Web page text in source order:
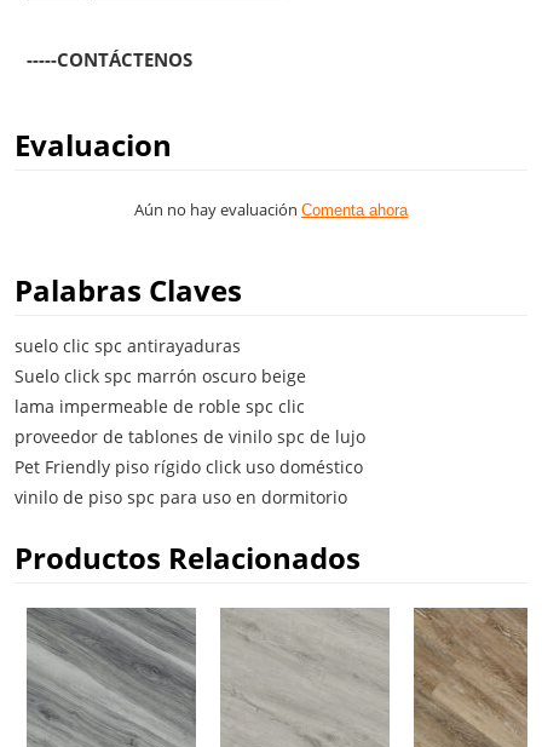
-----CONTÁCTENOS
Evaluacion
Aún no hay evaluación Comenta ahora
Palabras Claves
suelo clic spc antirayaduras
Suelo click spc marrón oscuro beige
lama impermeable de roble spc clic
proveedor de tablones de vinilo spc de lujo
Pet Friendly piso rígido click uso doméstico
vinilo de piso spc para uso en dormitorio
Productos Relacionados